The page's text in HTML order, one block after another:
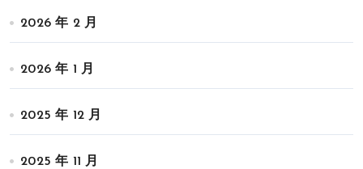
2026 年 2 月
2026 年 1 月
2025 年 12 月
2025 年 11 月